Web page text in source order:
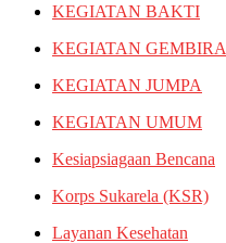
KEGIATAN BAKTI
KEGIATAN GEMBIRA
KEGIATAN JUMPA
KEGIATAN UMUM
Kesiapsiagaan Bencana
Korps Sukarela (KSR)
Layanan Kesehatan